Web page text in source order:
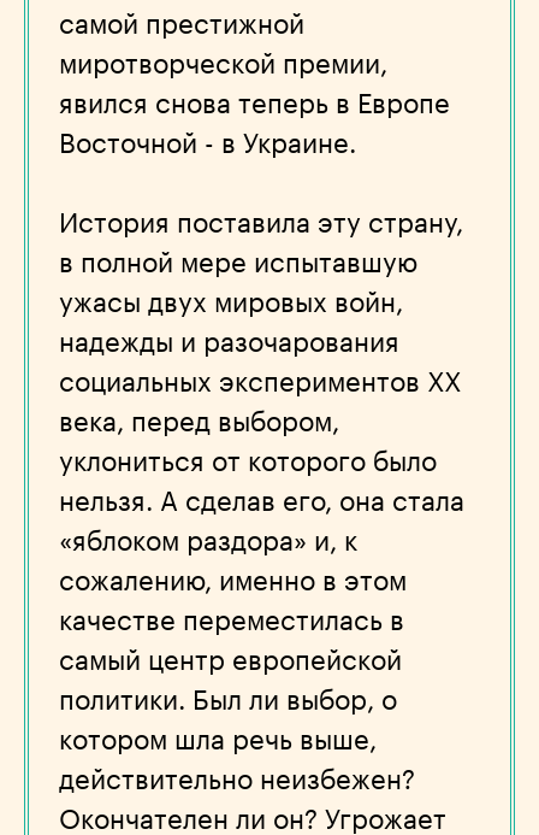
самой престижной
миротворческой премии,
явился снова теперь в Европе
Восточной - в Украине.
История поставила эту страну,
в полной мере испытавшую
ужасы двух мировых войн,
надежды и разочарования
социальных экспериментов ХХ
века, перед выбором,
уклониться от которого было
нельзя. А сделав его, она стала
«яблоком раздора» и, к
сожалению, именно в этом
качестве переместилась в
самый центр европейской
политики. Был ли выбор, о
котором шла речь выше,
действительно неизбежен?
Окончателен ли он? Угрожает